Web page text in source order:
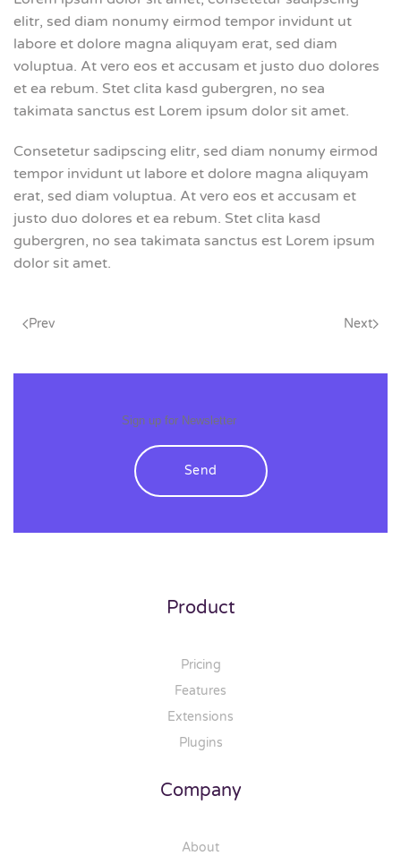
elitr, sed diam nonumy eirmod tempor invidunt ut
labore et dolore magna aliquyam erat, sed diam
voluptua. At vero eos et accusam et justo duo dolores
et ea rebum. Stet clita kasd gubergren, no sea
takimata sanctus est Lorem ipsum dolor sit amet.
Consetetur sadipscing elitr, sed diam nonumy eirmod
tempor invidunt ut labore et dolore magna aliquyam
erat, sed diam voluptua. At vero eos et accusam et
justo duo dolores et ea rebum. Stet clita kasd
gubergren, no sea takimata sanctus est Lorem ipsum
dolor sit amet.
Prev Next
Send
Product
Pricing
Features
Extensions
Plugins
Company
About